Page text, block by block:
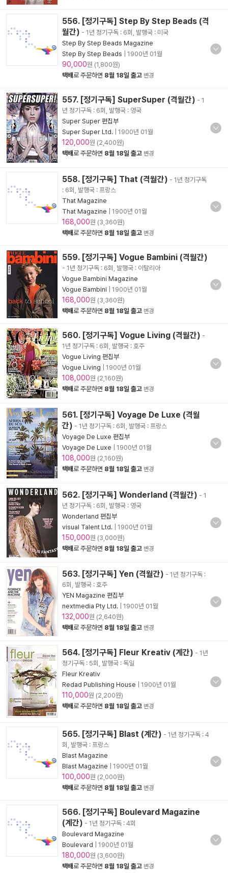
556. [정기구독] Step By Step Beads (격
월간) - 1년 정기구독 : 6회, 발행국 : 미국
Step By Step Beads Magazine
Step By Step Beads
1900년 01월
90,000원 (1,800원)
택배로 주문하면 8월 18일 출고 변경
557. [정기구독] SuperSuper (격월간) - 1
년 정기구독 : 6회, 발행국 : 영국
Super Super 편집부
Super Super Ltd.
1900년 01월
120,000원 (2,400원)
택배로 주문하면 8월 18일 출고 변경
558. [정기구독] That (격월간) - 1년 정기구독
: 6회, 발행국 : 프랑스
That Magazine
That Magazine
1900년 01월
168,000원 (3,360원)
택배로 주문하면 8월 18일 출고 변경
559. [정기구독] Vogue Bambini (격월간)
- 1년 정기구독 : 6회, 발행국 : 이탈리아
Vogue Bambini Magazine
Vogue Bambini
1900년 01월
168,000원 (3,360원)
택배로 주문하면 8월 18일 출고 변경
560. [정기구독] Vogue Living (격월간) -
1년 정기구독 : 6회, 발행국 : 호주
Vogue Living 편집부
Vogue Living
1900년 01월
108,000원 (2,160원)
택배로 주문하면 8월 18일 출고 변경
561. [정기구독] Voyage De Luxe (격월
간) - 1년 정기구독 : 6회, 발행국 : 프랑스
Voyage De Luxe 편집부
Voyage De Luxe
1900년 01월
108,000원 (2,160원)
택배로 주문하면 8월 18일 출고 변경
562. [정기구독] Wonderland (격월간) - 1
년 정기구독 : 6회, 발행국 : 영국
Wonderland 편집부
visual Talent Ltd.
1900년 01월
150,000원 (3,000원)
택배로 주문하면 8월 18일 출고 변경
563. [정기구독] Yen (격월간) - 1년 정기구독 :
6회, 발행국 : 호주
YEN Magazine 편집부
nextmedia Pty Ltd.
1900년 01월
132,000원 (2,640원)
택배로 주문하면 8월 18일 출고 변경
564. [정기구독] Fleur Kreativ (계간) - 1년
정기구독 : 5회, 발행국 : 독일
Fleur Kreativ
Redad Publishing House
1900년 01월
110,000원 (2,200원)
택배로 주문하면 8월 18일 출고 변경
565. [정기구독] Blast (계간) - 1년 정기구독 : 4
회, 발행국 : 프랑스
Blast Magazine
Blast Magazine
1900년 01월
100,000원 (2,000원)
택배로 주문하면 8월 18일 출고 변경
566. [정기구독] Boulevard Magazine
(계간) - 1년 정기구독 : 4회
Boulevard Magazine
Boulevard
1900년 01월
180,000원 (3,600원)
택배로 주문하면 8월 18일 출고 변경